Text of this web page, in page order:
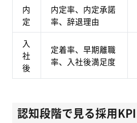
内
定
内定率、内定承諾
率、辞退理由
入
社
後
定着率、早期離職
率、入社後満足度
認知段階で見る採用KPI